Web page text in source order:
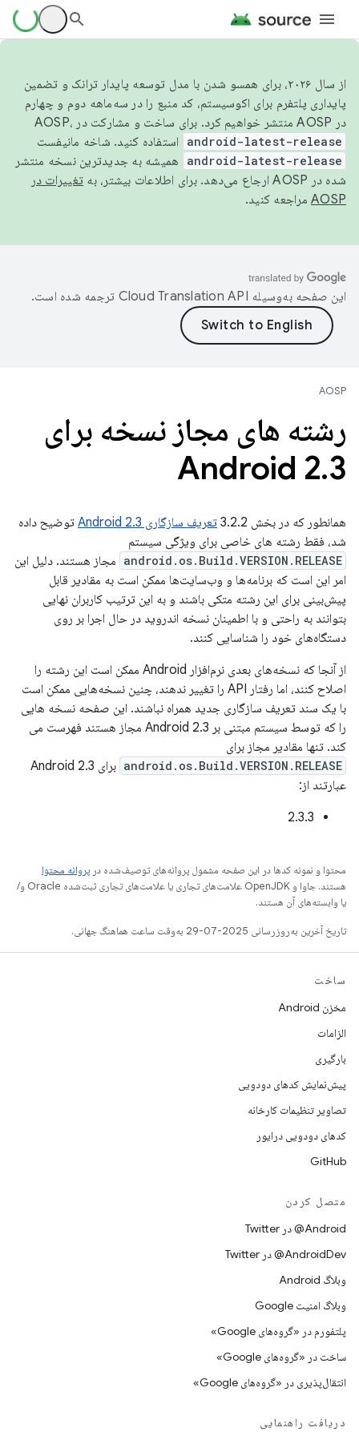
از سال ۲۰۲۶، برای همسو شدن با مدل توسعه پایدار ترانک و تضمین
پایداری پلتفرم برای اکوسیستم، کد منبع را در سه‌ماهه دوم و چهارم
در AOSP منتشر خواهیم کرد. برای ساخت و مشارکت در AOSP،
android-latest-release استفاده کنید. شاخه مانیفست
android-latest-release
همیشه به جدیدترین نسخه منتشر
شده در AOSP ارجاع می‌دهد. برای اطلاعات بیشتر، به
تغییرات در
AOSP مراجعه کنید.
این صفحه به‌وسیله ترجمه شده است.
AOSP
رشته های مجاز نسخه برای
Android 2.3
همانطور که در بخش 3.2.2 تعریف سازگاری Android 2.3
توضیح داده
شد، فقط رشته های خاصی برای ویژگی سیستم
android.os.Build.VERSION.RELEASE مجاز هستند. دلیل این
امر این است که برنامه‌ها و وب‌سایت‌ها ممکن است به مقادیر قابل
پیش‌بینی برای این رشته متکی باشند و به این ترتیب کاربران نهایی
بتوانند به راحتی و با اطمینان نسخه اندروید در حال اجرا بر روی
دستگاه‌های خود را شناسایی کنند.
از آنجا که نسخه‌های بعدی نرم‌افزار Android ممکن است این رشته را
اصلاح کنند، اما رفتار API را تغییر ندهند، چنین نسخه‌هایی ممکن است
با یک سند تعریف سازگاری جدید همراه نباشند. این صفحه نسخه هایی
را که توسط سیستم مبتنی بر Android 2.3 مجاز هستند فهرست می
کند. تنها مقادیر مجاز برای
android.os.Build.VERSION.RELEASE
برای Android 2.3
عبارتند از:
2.3.3
محتوا و نمونه کدها در این صفحه مشمول پروانه‌های توصیف‌شده در پروانه محتوا
هستند. جاوا و OpenJDK علامت‌های تجاری یا علامت‌های تجاری ثبت‌شده Oracle و/
یا وابسته‌های آن هستند.
تاریخ آخرین به‌روزرسانی 2025-07-29 به‌وقت ساعت هماهنگ جهانی.
ساخت
مخزن Android
الزامات
بارگیری
پیش‌نمایش کدهای دودویی
تصاویر تنظیمات کارخانه
کدهای دودویی درایور
GitHub
متصل کردن
Android@ در Twitter
AndroidDev@ در Twitter
وبلاگ Android
وبلاگ امنیت Google
پلتفورم در «گروه‌های Google»
ساخت در «گروه‌های Google»
انتقال‌پذیری در «گروه‌های Google»
دریافت راهنمایی